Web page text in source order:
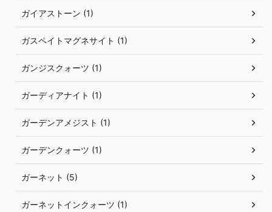
ガイアストーン (1)
ガスペイトマグネサイト (1)
ガンジスクォーツ (1)
ガーディアナイト (1)
ガーデンアメジスト (1)
ガーデンクォーツ (1)
ガーネット (5)
ガーネットインクォーツ (1)